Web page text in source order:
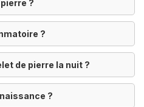
?
?
de pierre la nuit ?
?